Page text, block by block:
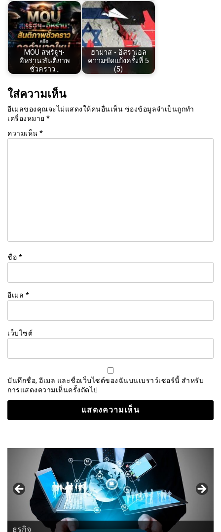
MOU สหรัฐฯ-
อิหร่าน:สันติภาพ
ชั่วคราว…
ฮามาส - อิสราเอล
ความขัดแย้งครั้งที่ 5
(5)
ใส่ความเห็น
อีเมลของคุณจะไม่แสดงให้คนอื่นเห็น ช่องข้อมูลจำเป็นถูกทำ
เครื่องหมาย *
ความเห็น *
ชื่อ *
อีเมล *
เว็บไซต์
บันทึกชื่อ, อีเมล และชื่อเว็บไซต์ของฉันบนเบราว์เซอร์นี้ สำหรับ
การแสดงความเห็นครั้งถัดไป
ธุรกิจ